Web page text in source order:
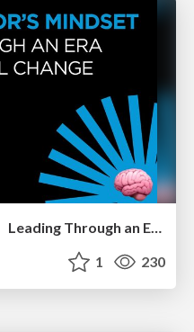
The innovator’s Mindset - Leading Through an Era of Exponential Change - McGill University 2025
1 230